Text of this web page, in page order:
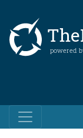
powered